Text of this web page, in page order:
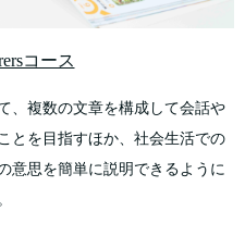
コース
、複数の文章を構成して会話や
とを目指すほか、社会生活での
意思を簡単に説明できるように